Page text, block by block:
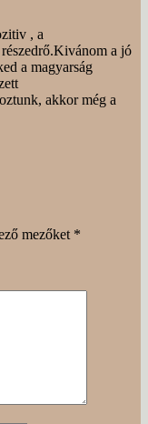
, a
a jó
a magyarság
akkor még a
mezőket *